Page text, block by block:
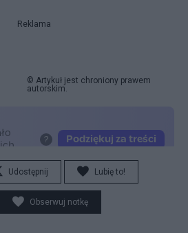
Reklama
© Artykuł jest chroniony prawem
autorskim.
Udostępnij Lubię to!
Obserwuj notkę